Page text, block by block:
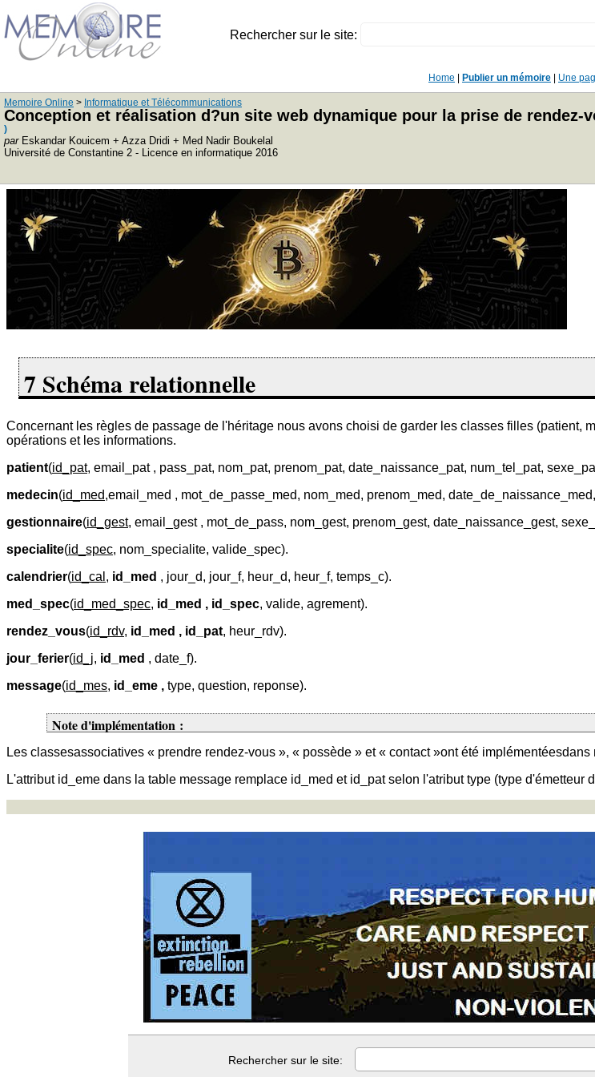
Rechercher sur le site:
Home Publier un mémoire Une
Memoire Online > Informatique et Télécommunications
Conception et réalisation d?un site web dynamique pour la prise de rendez-
)
parEskandar Kouicem + Azza Dridi + Med Nadir Boukelal
Université de Constantine 2 - Licence en informatique 2016
7 Schéma relationnelle
Concernant les règles de passage de l'héritage nous avons choisi de garder les classes filles (patient,
opérations et les informations.
patient(id_pat, email_pat , pass_pat, nom_pat, prenom_pat, date_naissance_pat, num_tel_pat,
medecin(id_med,email_med , mot_de_passe_med, nom_med, prenom_med,
gestionnaire(id_gest, email_gest , mot_de_pass, nom_gest, prenom_gest, date_naissance_gest,
specialite(id_spec, nom_specialite, valide_spec).
calendrier(id_cal , id_med , jour_d, jour_f, heur_d, heur_f, temps_c).
med_spec(id_med_spec, id_med , id_spec, valide, agrement).
rendez_vous(id_rdv, id_med , id_pat, heur_rdv).
jour_ferier(id_j, id_med , date_f).
message(id_mes, id_eme , type, question, reponse).
Note d'implémentation :
Les classesassociatives « prendre rendez-vous », « possède » et « contact »ont été
L'attribut id_eme dans la table message remplace id_med et id_pat selon l'atribut type (type d'émetteur
Rechercher sur le site: